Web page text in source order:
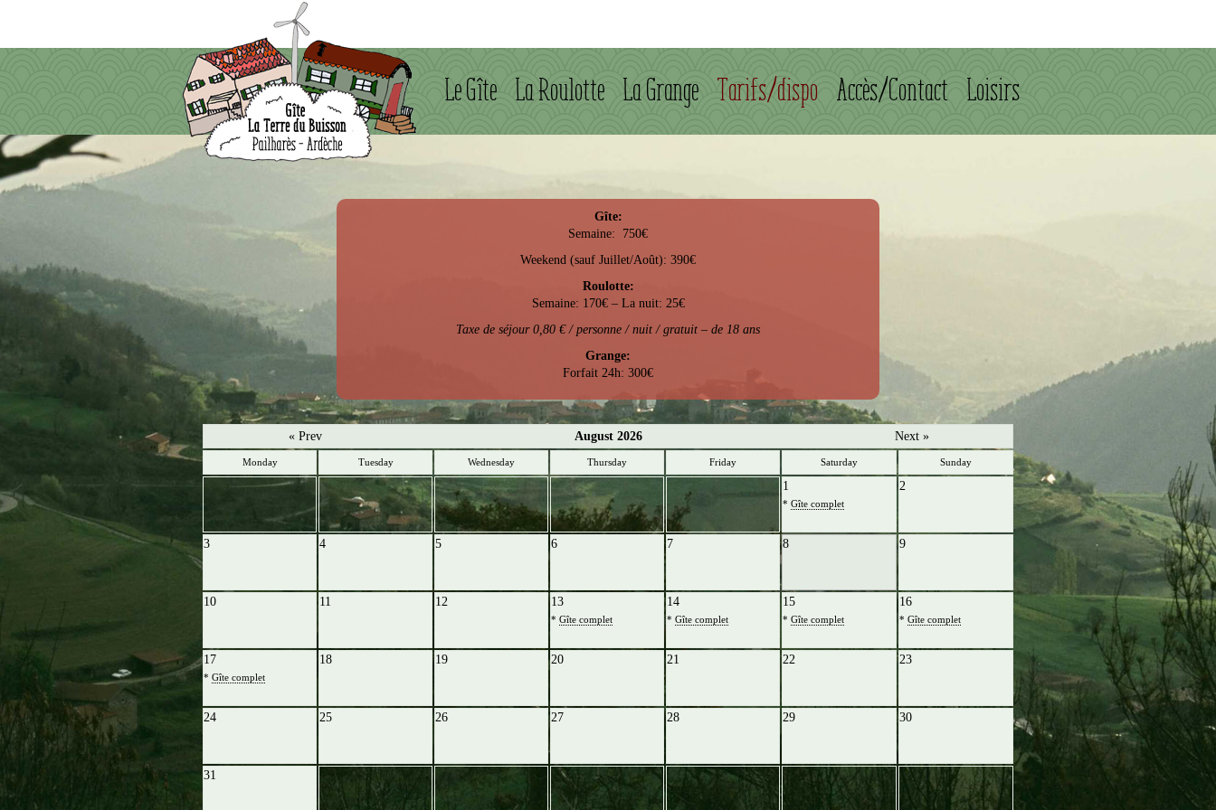
Le Gîte La Roulotte La Grange Tarifs/dispo Accès/Contact Loisirs
Gîte:
Semaine: 750€
Weekend (sauf Juillet/Août): 390€
Roulotte:
Semaine: 170€ – La nuit: 25€
Taxe de séjour 0,80 € / personne / nuit / gratuit – de 18 ans
Grange:
Forfait 24h: 300€
« Prev August 2026 Next »
Monday Tuesday Wednesday Thursday Friday Saturday Sunday
1
* Gîte complet
2
3 4 5 6 7 8 9
10 11 12 13
* Gîte complet
14
* Gîte complet
15
* Gîte complet
16
* Gîte complet
17
* Gîte complet
18 19 20 21 22 23
24 25 26 27 28 29 30
31